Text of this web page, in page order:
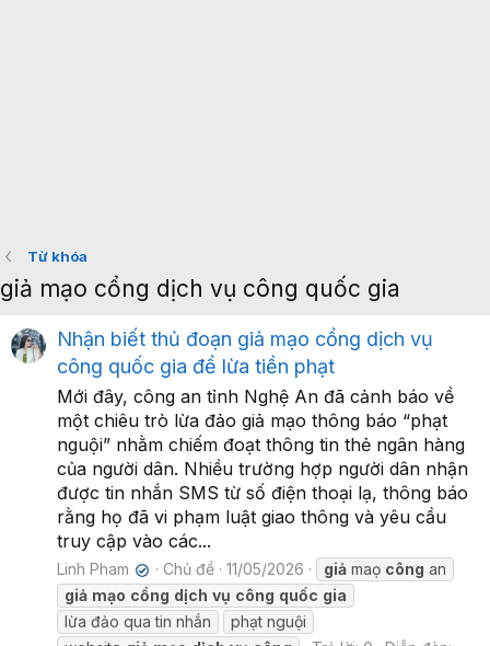
Từ khóa
giả mạo cổng dịch vụ công quốc gia
Nhận biết thủ đoạn giả mạo cổng dịch vụ
công quốc gia để lừa tiền phạt
Mới đây, công an tỉnh Nghệ An đã cảnh báo về
một chiêu trò lừa đảo giả mạo thông báo “phạt
nguội” nhằm chiếm đoạt thông tin thẻ ngân hàng
của người dân. Nhiều trường hợp người dân nhận
được tin nhắn SMS từ số điện thoại lạ, thông báo
rằng họ đã vi phạm luật giao thông và yêu cầu
truy cập vào các...
Linh Pham ✔ Chủ đề 11/05/2026 giả maọ công an
giả mạo cổng dịch vụ công quốc gia
lừa đảo qua tin nhắn
phạt nguội